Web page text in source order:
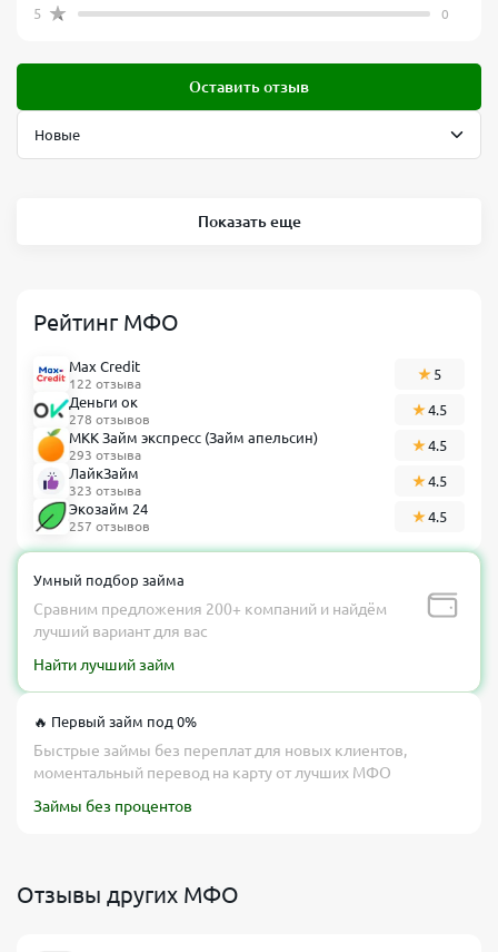
5 0
Оставить отзыв
Показать еще
Рейтинг МФО
Max Credit
122 отзыва
5
Деньги ок
278 отзывов
4.5
МКК Займ экспресс (Займ апельсин)
293 отзыва
4.5
ЛайкЗайм
323 отзыва
4.5
Экозайм 24
257 отзывов
4.5
Умный подбор займа
Сравним предложения 200+ компаний и найдём
лучший вариант для вас
Найти лучший займ
🔥 Первый займ под 0%
Быстрые займы без переплат для новых клиентов,
моментальный перевод на карту от лучших МФО
Займы без процентов
Отзывы других МФО